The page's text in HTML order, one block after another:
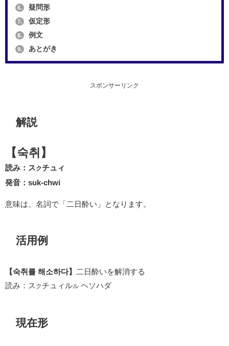
6. 疑問形
7. 仮定形
8. 例文
9. あとがき
スポンサーリンク
解説
【숙취】
読み：スクチュィ
発音：suk-chwi
意味は、名詞で「二日酔い」となります。
活用例
【숙취를 해소하다】
二日酔いを解消する
読み：ス クチュィルル ヘソハダ
現在形